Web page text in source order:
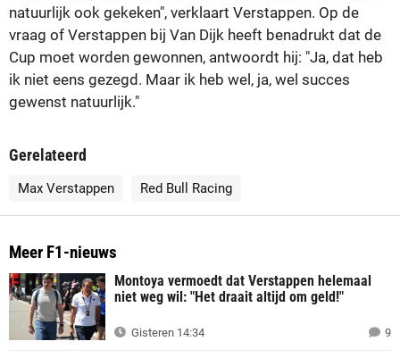
natuurlijk ook gekeken", verklaart Verstappen. Op de
vraag of Verstappen bij Van Dijk heeft benadrukt dat de
Cup moet worden gewonnen, antwoordt hij: "Ja, dat heb
ik niet eens gezegd. Maar ik heb wel, ja, wel succes
gewenst natuurlijk."
Gerelateerd
Max Verstappen Red Bull Racing
Meer F1-nieuws
Montoya vermoedt dat Verstappen helemaal
niet weg wil: "Het draait altijd om geld!"
Gisteren 14:34 9